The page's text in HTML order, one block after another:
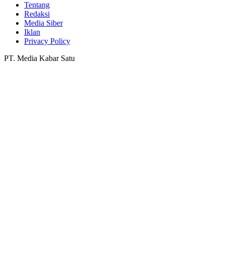
Tentang
Redaksi
Media Siber
Iklan
Privacy Policy
PT. Media Kabar Satu